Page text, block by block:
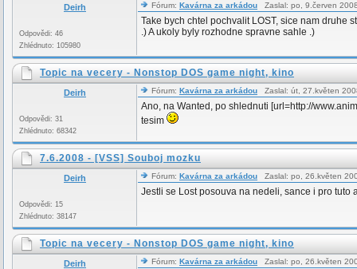
Deirh
Odpovědi: 46
Zhlédnuto: 105980
Fórum: Kavárna za arkádou Zaslal: po, 9.červen
Take bych chtel pochvalit LOST, sice nam druhe
.) A ukoly byly rozhodne spravne sahle .)
Topic na vecery - Nonstop DOS game night, kino
Deirh
Odpovědi: 31
Zhlédnuto: 68342
Fórum: Kavárna za arkádou Zaslal: út, 27.květen
Ano, na Wanted, po shlednuti [url=http://
tesim
7.6.2008 - [VSS] Souboj mozku
Deirh
Odpovědi: 15
Zhlédnuto: 38147
Fórum: Kavárna za arkádou Zaslal: po, 26.květen
Jestli se Lost posouva na nedeli, sance i pro tuto
Topic na vecery - Nonstop DOS game night, kino
Deirh Fórum: Kavárna za arkádou Zaslal: po, 26.květen